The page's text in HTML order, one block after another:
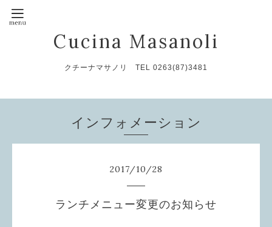
Cucina Masanoli
クチーナマサノリ TEL 0263(87)3481
インフォメーション
2017/10/28
ランチメニュー変更のお知らせ